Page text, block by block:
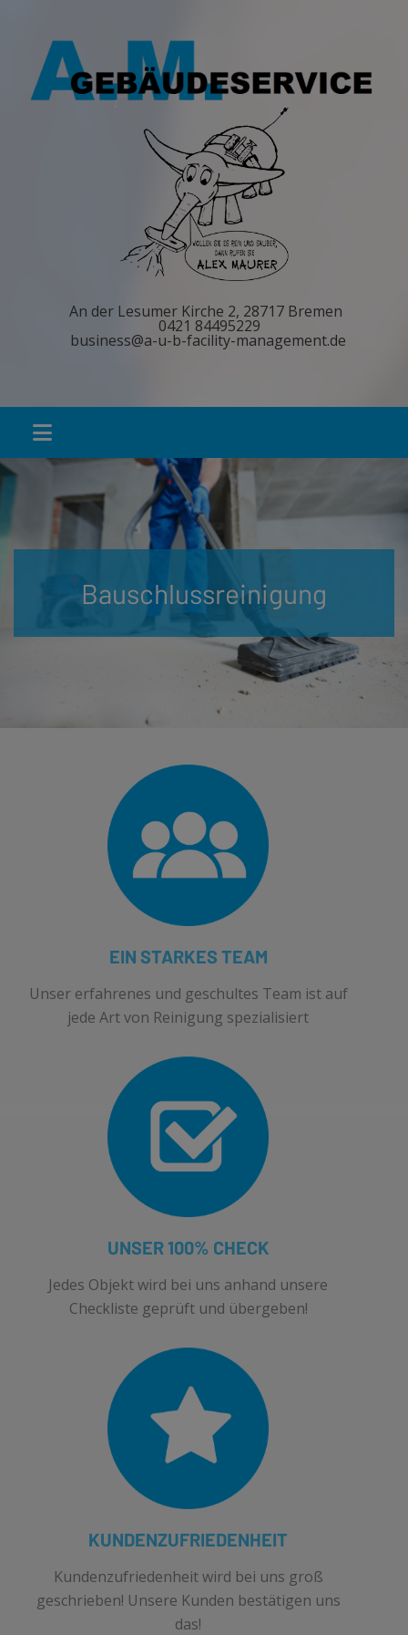
An der Lesumer Kirche 2, 28717 Bremen
0421 84495229
business@a-u-b-facility-management.de
Bauschlussreinigung
EIN STARKES TEAM
Unser erfahrenes und geschultes Team ist auf
jede Art von Reinigung spezialisiert
UNSER 100% CHECK
Jedes Objekt wird bei uns anhand unsere
Checkliste geprüft und übergeben!
KUNDENZUFRIEDENHEIT
Kundenzufriedenheit wird bei uns groß
geschrieben! Unsere Kunden bestätigen uns
das!